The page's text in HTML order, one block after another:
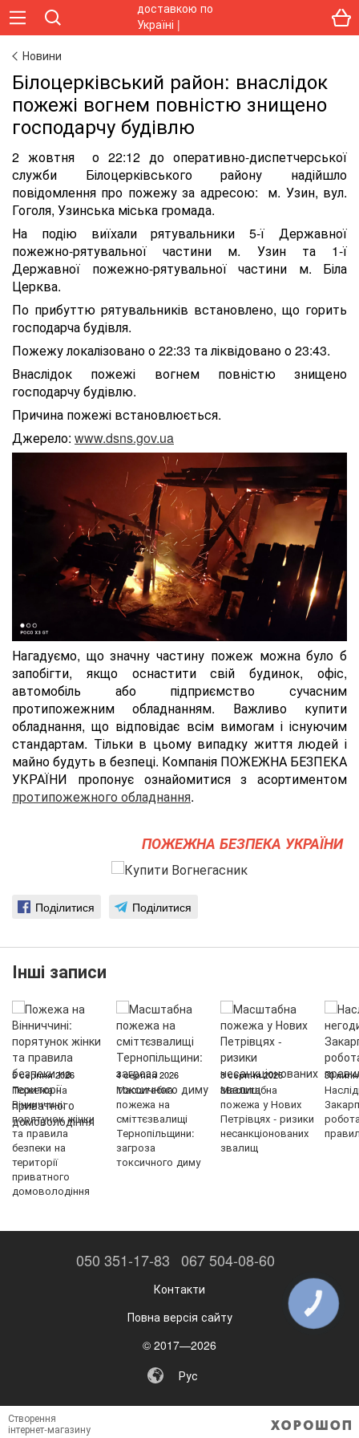
Новини
Білоцерківський район: внаслідок
пожежі вогнем повністю знищено
господарчу будівлю
2 жовтня о 22:12 до оперативно-диспетчерської
служби Білоцерківського району надійшло
повідомлення про пожежу за адресою: м. Узин, вул.
Гоголя, Узинська міська громада.
На подію виїхали рятувальники 5-ї Державної
пожежно-рятувальної частини м. Узин та 1-ї
Державної пожежно-рятувальної частини м. Біла
Церква.
По прибуттю рятувальників встановлено, що горить
господарча будівля.
Пожежу локалізовано о 22:33 та ліквідовано о 23:43.
Внаслідок пожежі вогнем повністю знищено
господарчу будівлю.
Причина пожежі встановлюється.
Джерело: www.dsns.gov.ua
Нагадуємо, що значну частину пожеж можна було б
запобігти, якщо оснастити свій будинок, офіс,
автомобіль або підприємство сучасним
протипожежним обладнанням. Важливо купити
обладнання, що відповідає всім вимогам і існуючим
стандартам. Тільки в цьому випадку життя людей і
майно будуть в безпеці. Компанія ПОЖЕЖНА БЕЗПЕКА
УКРАЇНИ пропонує ознайомитися з асортиментом
протипожежного обладнання.
ПОЖЕЖНА БЕЗПЕКА УКРАЇНИ
Поділитися Поділитися
Інші записи
5 серпня 2026
Пожежа на
Вінниччині:
порятунок жінки
та правила
безпеки на
території
приватного
домоволодіння
4 серпня 2026
Масштабна
пожежа на
сміттєзвалищі
Тернопільщини:
загроза
токсичного диму
3 серпня 2026
Масштабна
пожежа у Нових
Петрівцях - ризики
несанкціонованих
звалищ
30
050 351-17-83 067 504-08-60
Контакти
Повна версія сайту
© 2017—2026
Рус
Створення
інтернет-магазину
КНОПКА
ЗВ'ЯЗКУ